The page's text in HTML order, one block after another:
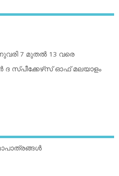
7 മുതല്‍ 13 വരെ
ദ സ്പീക്കേഴ്‌സ് ഓഫ് മലയാളം